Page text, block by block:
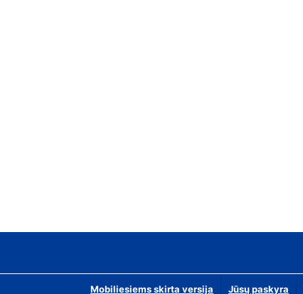
Mobiliesiems skirta versija Jūsų paskyra